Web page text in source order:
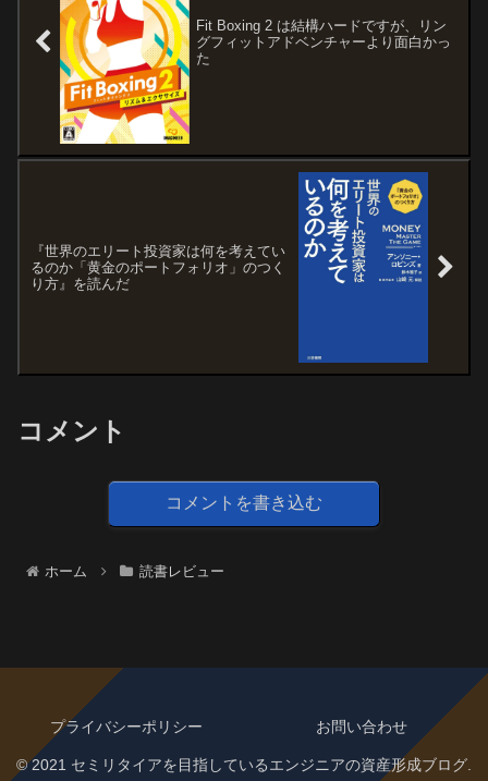
Fit Boxing 2 は結構ハードですが、リン
グフィットアドベンチャーより面白かっ
た
『世界のエリート投資家は何を考えてい
るのか「黄金のポートフォリオ」のつく
り方』を読んだ
コメント
コメントを書き込む
ホーム 読書レビュー
プライバシーポリシー お問い合わせ
© 2021 セミリタイアを目指しているエンジニアの資産形成ブログ.